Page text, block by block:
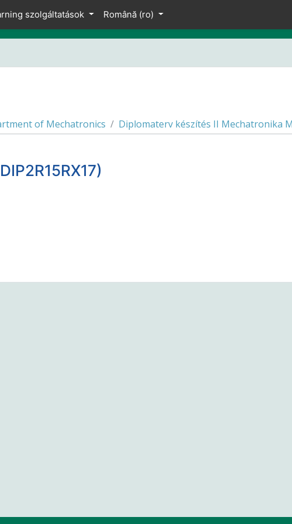
szolgáltatások Română ‎(ro)‎
of Mechatronics Diplomaterv készítés II Mechatronika